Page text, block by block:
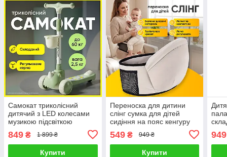
Самокат триколісний
дитячий з LED колесами
музикою підсвіткою
кермо ніжне гальмо
складний транспорт
849 ₴ 1 899 ₴
Купити
Переноска для дитини
слінг сумка для дітей
сидіння на пояс кенгуру
сумки переноски
549₴ 949 ₴
Купити
949